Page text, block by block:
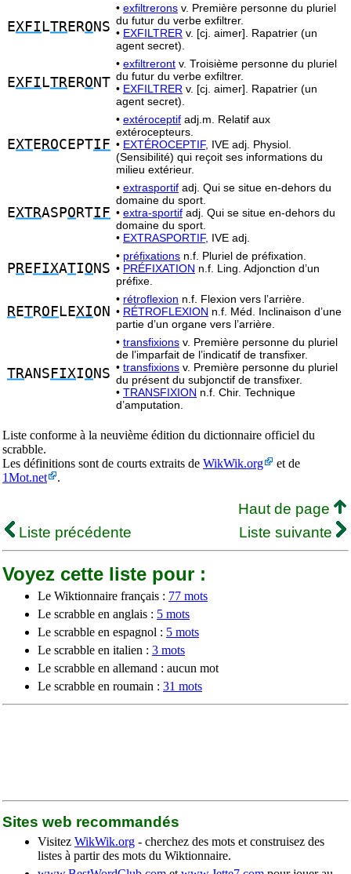
EXFI LTRERO NS
• exfiltrerons v. Première personne du pluriel
du futur du verbe exfiltrer.
• EXFILTRER v. [cj. aimer]. Rapatrier (un
agent secret).
EXFI LTRERO NT
• exfiltreront v. Troisième personne du pluriel
du futur du verbe exfiltrer.
• EXFILTRER v. [cj. aimer]. Rapatrier (un
agent secret).
EXTE ROCEPTIF
• extéroceptif adj.m. Relatif aux
extérocepteurs.
• EXTÉROCEPTIF, IVE adj. Physiol.
(Sensibilité) qui reçoit ses informations du
milieu extérieur.
EXTRASPO RTIF
• extrasportif adj. Qui se situe en-dehors du
domaine du sport.
• extra-sportif adj. Qui se situe en-dehors du
domaine du sport.
• EXTRASPORTIF, IVE adj.
P RE FIXATIO NS
• préfixations n.f. Pluriel de préfixation.
• PRÉFIXATION n.f. Ling. Adjonction d’un
préfixe.
RETROF LEXION
• rétroflexion n.f. Flexion vers lʼarrière.
• RÉTROFLEXION n.f. Méd. Inclinaison d’une
partie d’un organe vers l’arrière.
TRANS FIXIO NS
• transfixions v. Première personne du pluriel
de l’imparfait de l’indicatif de transfixer.
• transfixions v. Première personne du pluriel
du présent du subjonctif de transfixer.
• TRANSFIXION n.f. Chir. Technique
d’amputation.
Liste conforme à la neuvième édition du dictionnaire officiel du
scrabble.
Les définitions sont de courts extraits de WikWik.org
et de
1Mot.net
.
Haut de page
Liste précédente
Liste suivante
Voyez cette liste pour :
Le Wiktionnaire français : 77 mots
Le scrabble en anglais : 5 mots
Le scrabble en espagnol : 5 mots
Le scrabble en italien : 3 mots
Le scrabble en allemand : aucun mot
Le scrabble en roumain : 31 mots
Sites web recommandés
Visitez WikWik.org - cherchez des mots et construisez des
listes à partir des mots du Wiktionnaire.